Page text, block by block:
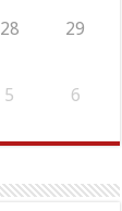
28 29
5 6